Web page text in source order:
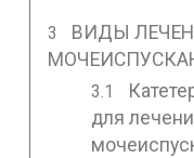
ВИДЫ
для